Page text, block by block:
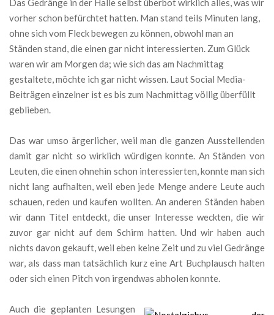
vorher schon befürchtet hatten. Man stand teils Minuten lang,
ohne sich vom Fleck bewegen zu können, obwohl man an
Ständen stand, die einen gar nicht interessierten. Zum Glück
waren wir am Morgen da; wie sich das am Nachmittag
gestaltete, möchte ich gar nicht wissen. Laut Social Media-
Beiträgen einzelner ist es bis zum Nachmittag völlig überfüllt
geblieben.
Das war umso ärgerlicher, weil man die ganzen Ausstellenden
damit gar nicht so wirklich würdigen konnte. An Ständen von
Leuten, die einen ohnehin schon interessierten, konnte man sich
nicht lang aufhalten, weil eben jede Menge andere Leute auch
schauen, reden und kaufen wollten. An anderen Ständen haben
wir dann Titel entdeckt, die unser Interesse weckten, die wir
zuvor gar nicht auf dem Schirm hatten. Und wir haben auch
nichts davon gekauft, weil eben keine Zeit und zu viel Gedränge
war, als dass man tatsächlich kurz eine Art Buchplausch halten
oder sich einen Pitch von irgendwas abholen konnte.
Auch die geplanten Lesungen